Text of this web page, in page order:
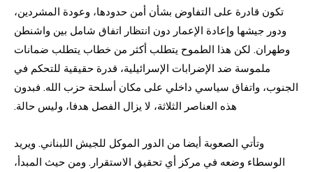
تكون قادرة على التفاوض بشأن أمن حدودها، وعودة المشردين،
ودور جيشها وإعادة الإعمار دون انتظار اتفاق شامل بين واشنطن
وطهران. لكن هذا الطموح يتطلب أكثر من خطاب يتطلب ضمانات
ملموسة ضد الإضرابات الإسرائيلية، قدرة حقيقية للتحكم في
الجنوب، واتفاق سياسي داخلي على مكان أسلحة حزب الله. فبدون
هذه العناصر الثلاثة، لا يزال الفصل هدفا، وليس حالة.
وتأتي الصعوبة أيضا من الدور الموكل للجيش اللبناني. ويريد
الوسطاء وضعه في مركز أي تحقيق الاستقرار. ومن حيث المبدأ،